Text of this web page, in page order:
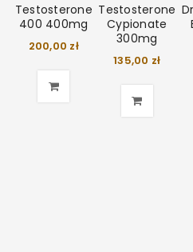
Testosterone
400 400mg
200,00 zł
Testosterone
Cypionate
300mg
135,00 zł